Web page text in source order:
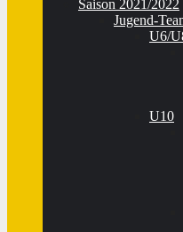
Saison 2021/2022
Jugend-
U6/
U10